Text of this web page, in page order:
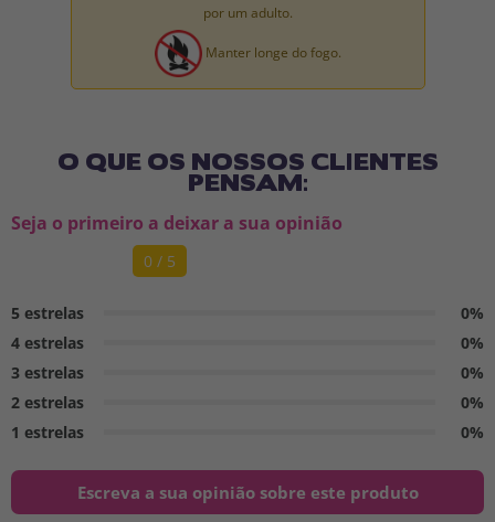
por um adulto.
Manter longe do fogo.
O QUE OS NOSSOS CLIENTES
PENSAM:
Seja o primeiro a deixar a sua opinião
0 / 5
5 estrelas
0%
4 estrelas
0%
3 estrelas
0%
2 estrelas
0%
1 estrelas
0%
Escreva a sua opinião sobre este produto